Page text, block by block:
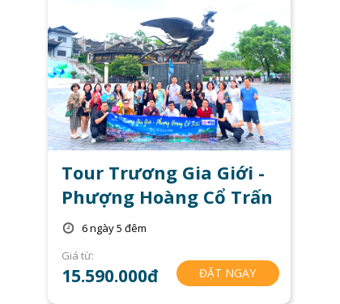
Tour Trương Gia Giới -
Phượng Hoàng Cổ Trấn
Giá từ:
15.590.000đ ĐẶT NGAY
6 ngày 5 đêm